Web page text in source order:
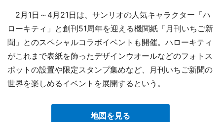
2月1日～4月21日は、サンリオの人気キャラクター「ハ
ローキティ」と創刊51周年を迎える機関紙「月刊いちご新
聞」とのスペシャルコラボイベントも開催。ハローキティ
がこれまで表紙を飾ったデザインウオールなどのフォトス
ポットの設置や限定スタンプ集めなど、月刊いちご新聞の
世界を楽しめるイベントを展開するという。
地図を見る